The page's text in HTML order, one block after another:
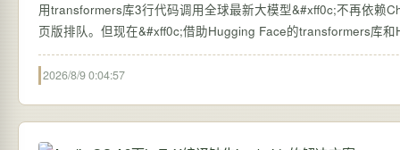
用transformers库3行代码调用全球最新大模型&#xff0c;不再依赖ChatGPT网页版 过去&#xff0c;想体验全球最新的大语言模型&#xff0c;往往需要等待第三方
页版排队。但现在&#xff0c;借助Hugging Face的transformers库
2026/8/9 0:04:57